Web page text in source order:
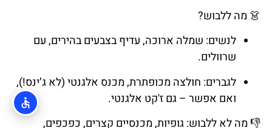
👗 מה ללבוש?
לנשים: שמלה ארוכה, עדיף בצבעים בהירים, עם
שרוולים.
לגברים: חולצה מכופתרת, מכנס אלגנטי (לא ג’ינס!),
ואם אפשר – גם ז'קט אלגנטי.
👎 מה לא ללבוש: גופיות, מכנסיים קצרים, כפכפים,